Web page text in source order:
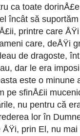
ca toate
încât să
printre care
care, deÅŸi
de dragoste,
dar le era
este o minune
pe sfinÅ£ii
nu pentru că
lor în
prin El, nu